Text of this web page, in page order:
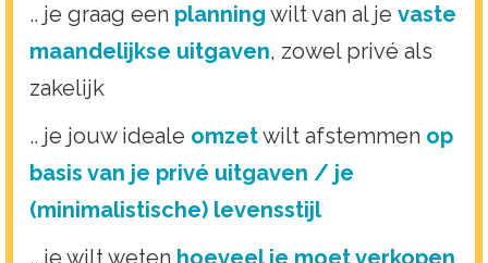
.. je graag een planning wilt van al je vaste
maandelijkse uitgaven, zowel privé als
zakelijk
.. je jouw ideale omzetwilt afstemmen op
basis van je privé uitgaven / je
(minimalistische) levensstijl
.. je wilt weten hoeveel je moet verkopen